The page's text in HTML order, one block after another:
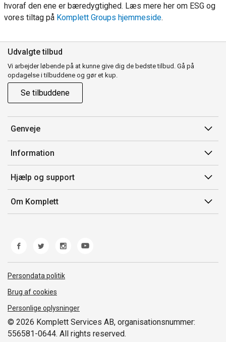
hvoraf den ene er bæredygtighed. Læs mere her om ESG og
vores tiltag på Komplett Groups hjemmeside.
Udvalgte tilbud
Vi arbejder løbende på at kunne give dig de bedste tilbud. Gå på
opdagelse i tilbuddene og gør et kup.
Se tilbuddene
Genveje
Min side
Ordrehistorik
Gavekort
Information
Salgsbetingelser
Mærker/producent
Fortrydelsesret
Hjælp og support
Kontakt os
Kundeservice
Fejl/Mangler
Fragt og levering
Om Komplett
© 2026 Komplett Services AB, organisationsnummer:
556581-0644. All rights reserved.
Persondata politik
Brug af cookies
Personlige oplysninger